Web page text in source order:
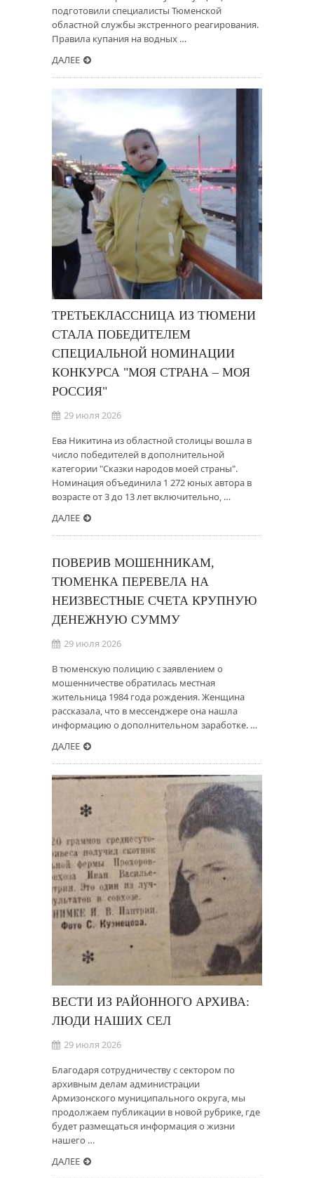
подготовили специалисты Тюменской
областной службы экстренного реагирования.
Правила купания на водных …
ДАЛЕЕ
ТРЕТЬЕКЛАССНИЦА ИЗ ТЮМЕНИ
СТАЛА ПОБЕДИТЕЛЕМ
СПЕЦИАЛЬНОЙ НОМИНАЦИИ
КОНКУРСА "МОЯ СТРАНА – МОЯ
РОССИЯ"
29 июля 2026
Ева Никитина из областной столицы вошла в
число победителей в дополнительной
категории "Сказки народов моей страны".
Номинация объединила 1 272 юных автора в
возрасте от 3 до 13 лет включительно, …
ДАЛЕЕ
ПОВЕРИВ МОШЕННИКАМ,
ТЮМЕНКА ПЕРЕВЕЛА НА
НЕИЗВЕСТНЫЕ СЧЕТА КРУПНУЮ
ДЕНЕЖНУЮ СУММУ
29 июля 2026
В тюменскую полицию с заявлением о
мошенничестве обратилась местная
жительница 1984 года рождения. Женщина
рассказала, что в мессенджере она нашла
информацию о дополнительном заработке. …
ДАЛЕЕ
ВЕСТИ ИЗ РАЙОННОГО АРХИВА:
ЛЮДИ НАШИХ СЕЛ
29 июля 2026
Благодаря сотрудничеству с сектором по
архивным делам администрации
Армизонского муниципального округа, мы
продолжаем публикации в новой рубрике, где
будет размещаться информация о жизни
нашего …
ДАЛЕЕ